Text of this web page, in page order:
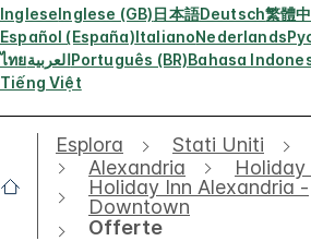
IngleseInglese (GB)日本語Deutsch繁體
Español (España)ItalianoNederlands
ไทยالعربيةPortuguês (BR)Bahasa
Tiếng Việt
Esplora Stati Uniti
Alexandria
Holiday
Holiday Inn Alexandria -
Downtown
Offerte